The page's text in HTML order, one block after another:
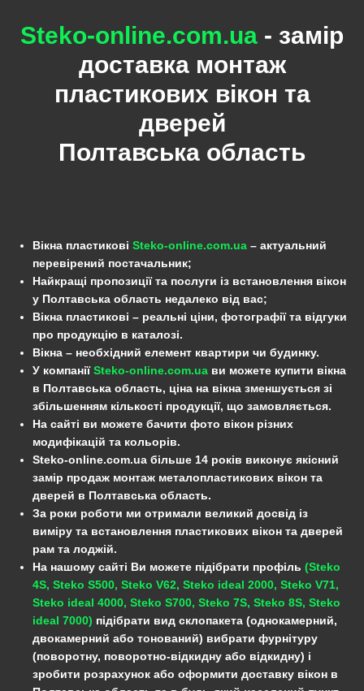
Steko-online.com.ua - замір
доставка монтаж
пластикових вікон та
дверей
Полтавська область
Вікна пластикові Steko-online.com.ua – актуальний
перевірений постачальник;
Найкращі пропозиції та послуги із встановлення вікон
у Полтавська область недалеко від вас;
Вікна пластикові – реальні ціни, фотографії та відгуки
про продукцію в каталозі.
Вікна – необхідний елемент квартири чи будинку.
У компаніїSteko-online.com.ua ви можете купити вікна
в Полтавська область, ціна на вікна зменшується зі
збільшенням кількості продукції, що замовляється.
На сайті ви можете бачити фото вікон різних
модифікацій та кольорів.
Steko-online.com.ua більше 14 років виконує якісний
замір продаж монтаж металопластикових вікон та
дверей в Полтавська область.
За роки роботи ми отримали великий досвід із
виміру та встановлення пластикових вікон та дверей
рам та лоджій.
На нашому сайті Ви можете підібрати профіль (Steko
4S, Steko S500, Steko V62, Steko ideal 2000, Steko V71,
Steko ideal 4000, Steko S700, Steko 7S, Steko 8S, Steko
ideal 7000) підібрати вид склопакета (однокамерний,
двокамерний або тонований) вибрати фурнітуру
(поворотну, поворотно-відкидну або відкидну) і
зробити розрахунок або оформити доставку вікон в